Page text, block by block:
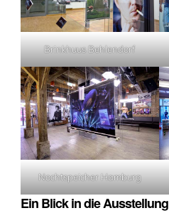
Brinkhuus Behlendorf
Nochtspeicher Hamburg
Ein Blick in die Ausstellung